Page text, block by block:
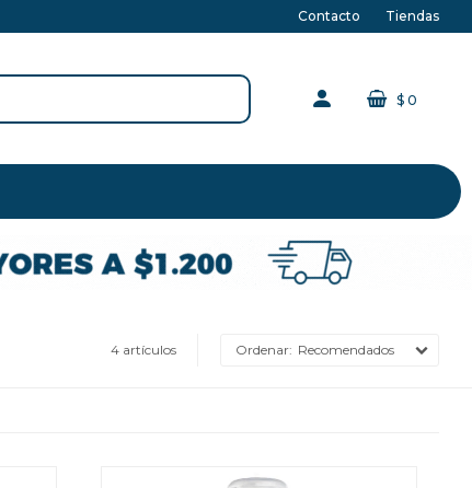
$ 0
Contacto Tiendas
4 artículos Recomendados